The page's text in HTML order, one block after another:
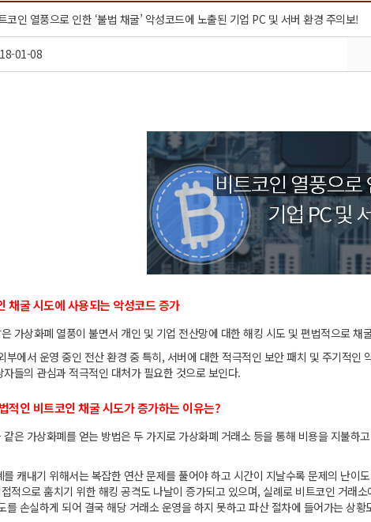
코인 열풍으로 인한 ‘불법 채굴’ 악성코드에 노출된 기업 PC 및 서버 환경 주의보!
01-08
채굴 시도에 사용되는 악성코드 증가
가상화폐 열풍이 불면서 개인 및 기업 전산망에 대한 해킹 시도 및 편법적으로
부에서 운영 중인 전산 환경 중 특히, 서버에 대한 적극적인 보안 패치 및 주기적
들의 관심과 적극적인 대처가 필요한 것으로 보인다.
적인 비트코인 채굴 시도가 증가하는 이유는?
같은 가상화폐를 얻는 방법은 두 가지로 가상화폐 거래소 등을 통해 비용을 지불
캐내기 위해서는 복잡한 연산 문제를 풀어야 하고 시간이 지날수록 문제의 난
적으로 훔치기 위한 해킹 공격도 나날이 증가되고 있으며, 실례로 비트코인 거래
를 손실하게 되어 결국 해당 거래소 운영을 하지 못하고 파산 절차에 들어가는 상황